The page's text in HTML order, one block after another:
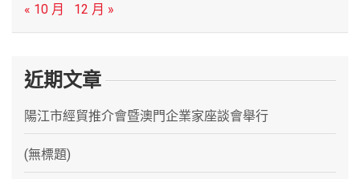
« 10 月
12 月 »
近期文章
陽江市經貿推介會暨澳門企業家座談會舉行
(無標題)